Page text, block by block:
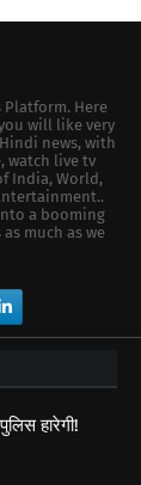
Platform. Here
will like very
news, with
watch live tv
India, World,
a booming
much as we
हारेगी!